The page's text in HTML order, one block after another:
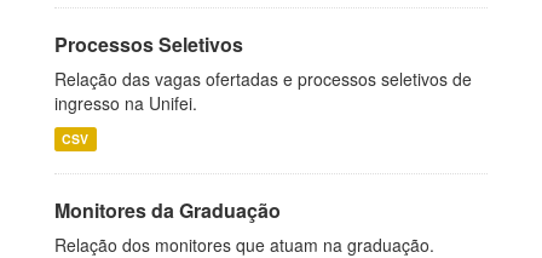
Processos Seletivos
Relação das vagas ofertadas e processos seletivos de
ingresso na Unifei.
CSV
Monitores da Graduação
Relação dos monitores que atuam na graduação.